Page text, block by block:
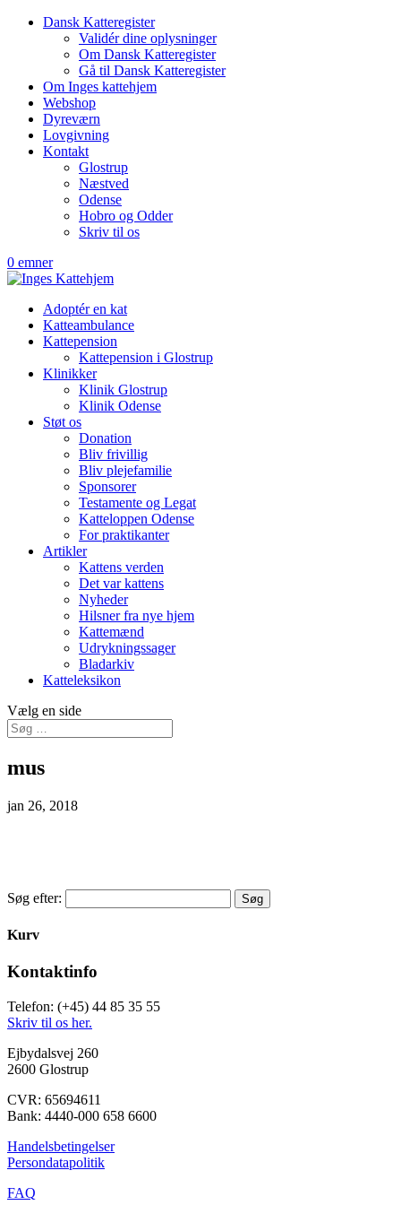
Dansk Katteregister
Validér dine oplysninger
Om Dansk Katteregister
Gå til Dansk Katteregister
Om Inges kattehjem
Webshop
Dyreværn
Lovgivning
Kontakt
Glostrup
Næstved
Odense
Hobro og Odder
Skriv til os
0 emner
Adoptér en kat
Katteambulance
Kattepension
Kattepension i Glostrup
Klinikker
Klinik Glostrup
Klinik Odense
Støt os
Donation
Bliv frivillig
Bliv plejefamilie
Sponsorer
Testamente og Legat
Katteloppen Odense
For praktikanter
Artikler
Kattens verden
Det var kattens
Nyheder
Hilsner fra nye hjem
Kattemænd
Udrykningssager
Bladarkiv
Katteleksikon
Vælg en side
mus
jan 26, 2018
Søg efter:
Kurv
Kontaktinfo
Telefon: (+45) 44 85 35 55
Skriv til os her.
Ejbydalsvej 260
2600 Glostrup
CVR: 65694611
Bank: 4440-000 658 6600
Handelsbetingelser
Persondatapolitik
FAQ